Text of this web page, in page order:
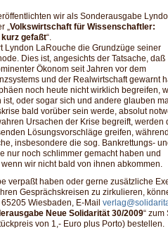
wir als Sonderausgabe
„Volkswirtschaft für Wissenschaftler:
gefaßt“.
LaRouche die Grundzüge seiner
Dies ist, angesichts der Tatsache, daß
Ökonom seit Jahren vor dem
und der Realwirtschaft gewarnt
noch heute nicht wirklich begreifen,
ist, oder sogar sich und andere glauben
bald vorüber sein werde, absolut
Ursachen der Krise begreift, werden
Lösungsvorschläge greifen,
insbesondere die sog. Bankrettungs-
nur noch schlimmer gemacht haben und
wir nicht bald von ihnen abkommen.
verpaßt haben oder gerne zusätzliche
Gesprächskreisen zu zirkulieren,
65205 Wiesbaden, E-Mail
Neue Solidarität 30/2009“
von 1,- Euro plus Porto) bestellen.